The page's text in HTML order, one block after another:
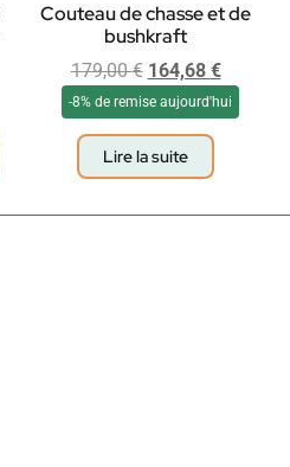
Couteau de chasse et de
bushkraft
179,00€ 164,68 €
-8% de remise aujourd'hui
Lire la suite